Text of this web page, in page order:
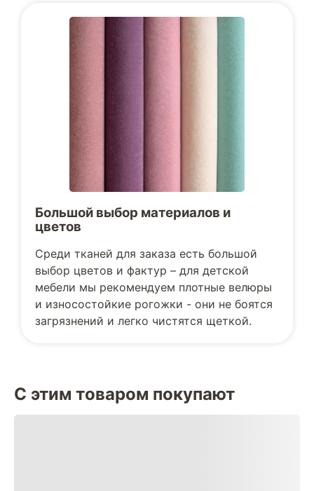
Большой выбор материалов и
цветов
Среди тканей для заказа есть большой
выбор цветов и фактур – для детской
мебели мы рекомендуем плотные велюры
и износостойкие рогожки - они не боятся
загрязнений и легко чистятся щеткой.
С этим товаром покупают